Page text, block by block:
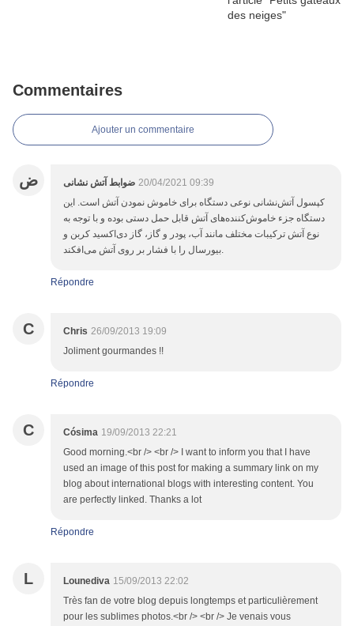
Commentaires
Ajouter un commentaire
ض ضوابط آتش نشانی 20/04/2021 09:39
کپسول آتش‌نشانی نوعی دستگاه برای خاموش نمودن آتش است. این
دستگاه جزء خاموش‌کننده‌های آتش قابل حمل دستی بوده و با توجه به
نوع آتش ترکیبات مختلف مانند آب، پودر و گاز، گاز دی‌اکسید کربن و
بیورسال را با فشار بر روی آتش می‌افکند.
Répondre
C Chris 26/09/2013 19:09
Joliment gourmandes !!
Répondre
C Cósima 19/09/2013 22:21
Good morning.<br /> <br /> I want to inform you that I have
used an image of this post for making a summary link on my
blog about international blogs with interesting content. You
are perfectly linked. Thanks a lot
Répondre
L Lounediva 15/09/2013 22:02
Très fan de votre blog depuis longtemps et particulièrement
pour les sublimes photos.<br /> <br /> Je venais vous